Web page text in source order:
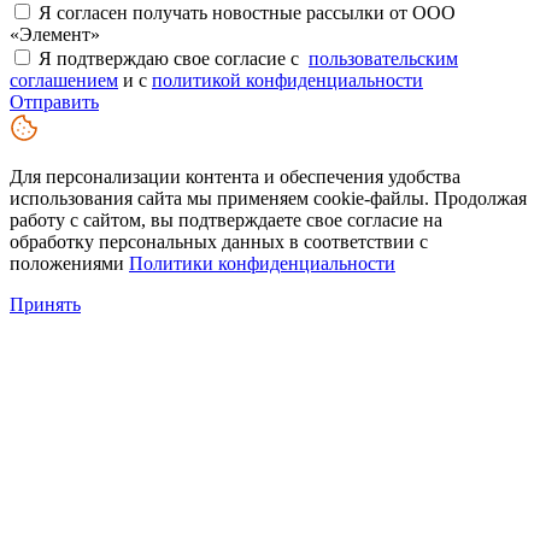
Я согласен получать новостные рассылки от ООО
«Элемент»
Я подтверждаю свое согласие с пользовательским
соглашением и с политикой конфиденциальности
Отправить
Для персонализации контента и обеспечения удобства
использования сайта мы применяем cookie-файлы. Продолжая
работу с сайтом, вы подтверждаете свое согласие на
обработку персональных данных в соответствии с
положениями Политики конфиденциальности
Принять